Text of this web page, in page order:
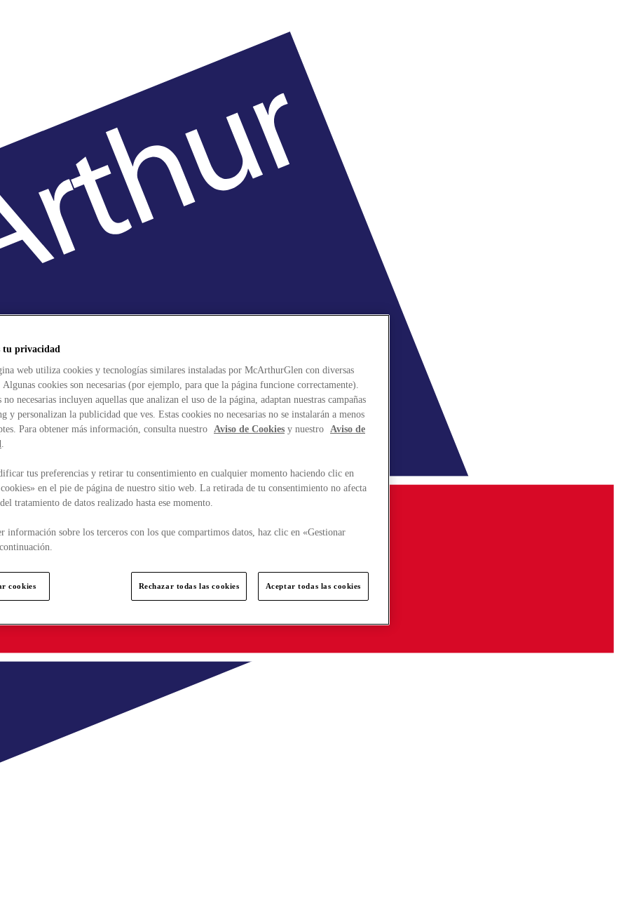
tu privacidad
web utiliza cookies y tecnologías similares instaladas por McArthurGlen con diversas
cookies son necesarias (por ejemplo, para que la página funcione correctamente).
no necesarias incluyen aquellas que analizan el uso de la página, adaptan nuestras campañas
y personalizan la publicidad que ves. Estas cookies no necesarias no se instalarán a menos
Para obtener más información, consulta nuestro Aviso de Cookies y nuestro Aviso de
.
tus preferencias y retirar tu consentimiento en cualquier momento haciendo clic en
en el pie de página de nuestro sitio web. La retirada de tu consentimiento no afecta
tratamiento de datos realizado hasta ese momento.
información sobre los terceros con los que compartimos datos, haz clic en «Gestionar
cookies Rechazar todas las cookies Aceptar todas las cookies